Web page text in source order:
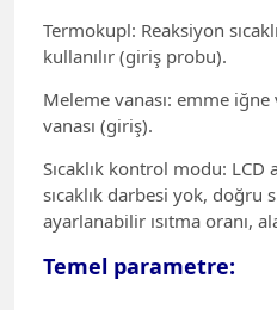
Termokupl: Reaksiyon
kullanılır (giriş probu).
Meleme vanası: emme
vanası (giriş).
Sıcaklık kontrol modu: LCD
sıcaklık darbesi yok, doğru
ayarlanabilir ısıtma oranı,
Temel parametre: